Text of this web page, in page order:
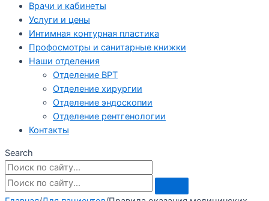
Врачи и кабинеты
Услуги и цены
Интимная контурная пластика
Профосмотры и санитарные книжки
Наши отделения
Отделение ВРТ
Отделение хирургии
Отделение эндоскопии
Отделение рентгенологии
Контакты
Search